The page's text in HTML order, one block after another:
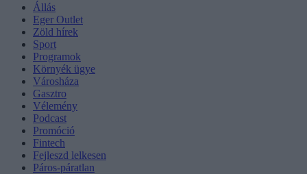
Állás
Eger Outlet
Zöld hírek
Sport
Programok
Környék ügye
Városháza
Gasztro
Vélemény
Podcast
Promóció
Fintech
Fejleszd lelkesen
Páros-páratlan